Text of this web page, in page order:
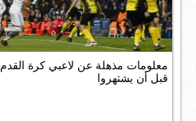
معلومات مذهلة عن لاعبي كرة القدم
قبل أن يشتهروا